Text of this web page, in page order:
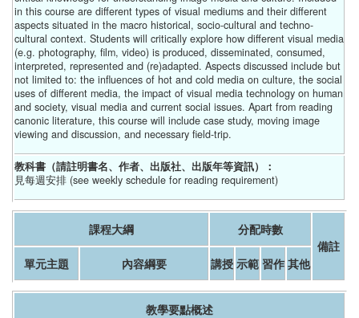
in this course are different types of visual mediums and their different
aspects situated in the macro historical, socio-cultural and techno-
cultural context. Students will critically explore how different visual media
(e.g. photography, film, video) is produced, disseminated, consumed,
interpreted, represented and (re)adapted. Aspects discussed include but
not limited to: the influences of hot and cold media on culture, the social
uses of different media, the impact of visual media technology on human
and society, visual media and current social issues. Apart from reading
canonic literature, this course will include case study, moving image
viewing and discussion, and necessary field-trip.
教科書（請註明書名、作者、出版社、出版年等資訊）：
見每週安排 (see weekly schedule for reading requirement)
課程大綱
分配時數
備註
單元主題
內容綱要 講授 示範 習作 其他
教學要點概述